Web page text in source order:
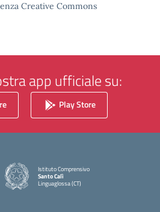
Creative Commons
app ufficiale su:
Play Store
Istituto Comprensivo
Santo Calì
Linguaglossa (CT)
— Visita la pagina iniziale della scuola